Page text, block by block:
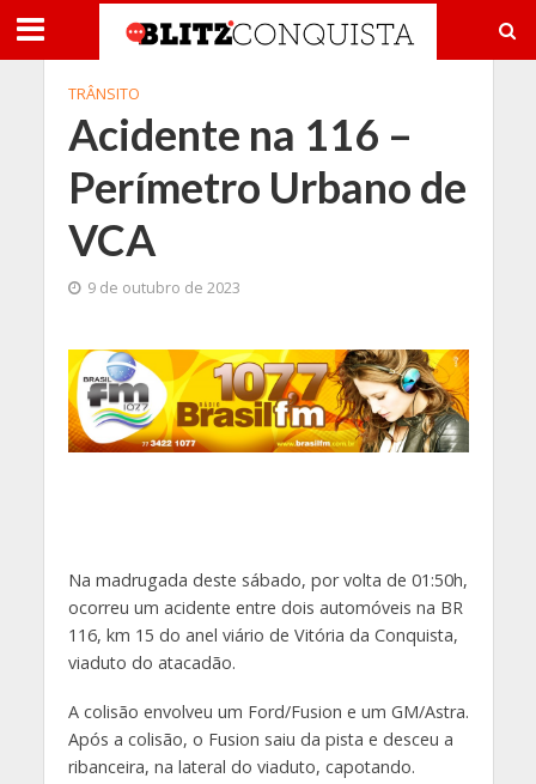
TRÂNSITO
Acidente na 116 –
Perímetro Urbano de
VCA
9 de outubro de 2023
Na madrugada deste sábado, por volta de 01:50h,
ocorreu um acidente entre dois automóveis na BR
116, km 15 do anel viário de Vitória da Conquista,
viaduto do atacadão.
A colisão envolveu um Ford/Fusion e um GM/Astra.
Após a colisão, o Fusion saiu da pista e desceu a
ribanceira, na lateral do viaduto, capotando.